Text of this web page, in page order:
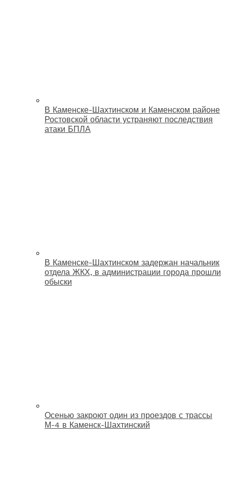
В Каменске-Шахтинском и Каменском районе
Ростовской области устраняют последствия
атаки БПЛА
В Каменске-Шахтинском задержан начальник
отдела ЖКХ, в администрации города прошли
обыски
Осенью закроют один из проездов с трассы
М-4 в Каменск-Шахтинский